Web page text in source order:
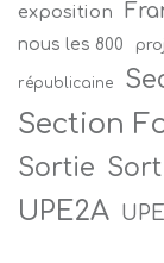
exposition
nous les 800
républicaine
Section
Sortie
UPE2A